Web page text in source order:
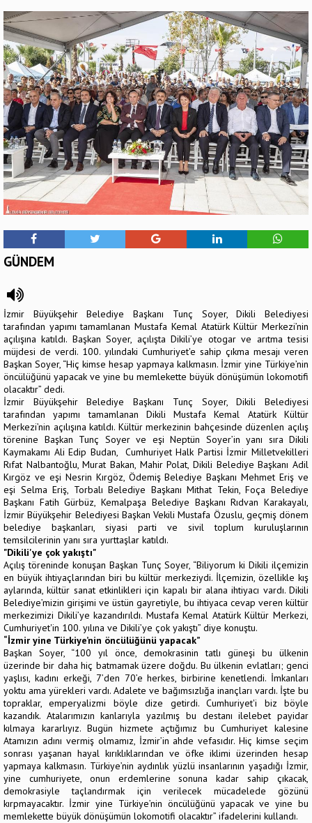
GÜNDEM
İzmir Büyükşehir Belediye Başkanı Tunç Soyer, Dikili Belediyesi
tarafından yapımı tamamlanan Mustafa Kemal Atatürk Kültür Merkezi’nin
açılışına katıldı. Başkan Soyer, açılışta Dikili’ye otogar ve arıtma tesisi
müjdesi de verdi. 100. yılındaki Cumhuriyet'e sahip çıkma mesajı veren
Başkan Soyer, “Hiç kimse hesap yapmaya kalkmasın. İzmir yine Türkiye’nin
öncülüğünü yapacak ve yine bu memlekette büyük dönüşümün lokomotifi
olacaktır” dedi.
İzmir Büyükşehir Belediye Başkanı Tunç Soyer, Dikili Belediyesi
tarafından yapımı tamamlanan Dikili Mustafa Kemal Atatürk Kültür
Merkezi’nin açılışına katıldı. Kültür merkezinin bahçesinde düzenlen açılış
törenine Başkan Tunç Soyer ve eşi Neptün Soyer’in yanı sıra Dikili
Kaymakamı Ali Edip Budan, Cumhuriyet Halk Partisi İzmir Milletvekilleri
Rıfat Nalbantoğlu, Murat Bakan, Mahir Polat, Dikili Belediye Başkanı Adil
Kırgöz ve eşi Nesrin Kırgöz, Ödemiş Belediye Başkanı Mehmet Eriş ve
eşi Selma Eriş, Torbalı Belediye Başkanı Mithat Tekin, Foça Belediye
Başkanı Fatih Gürbüz, Kemalpaşa Belediye Başkanı Rıdvan Karakayalı,
İzmir Büyükşehir Belediyesi Başkan Vekili Mustafa Özuslu, geçmiş dönem
belediye başkanları, siyasi parti ve sivil toplum kuruluşlarının
temsilcilerinin yanı sıra yurttaşlar katıldı.
"Dikili'ye çok yakıştı"
Açılış töreninde konuşan Başkan Tunç Soyer, “Biliyorum ki Dikili ilçemizin
en büyük ihtiyaçlarından biri bu kültür merkeziydi. İlçemizin, özellikle kış
aylarında, kültür sanat etkinlikleri için kapalı bir alana ihtiyacı vardı. Dikili
Belediye’mizin girişimi ve üstün gayretiyle, bu ihtiyaca cevap veren kültür
merkezimizi Dikili’ye kazandırıldı. Mustafa Kemal Atatürk Kültür Merkezi,
Cumhuriyet'in 100. yılına ve Dikili’ye çok yakıştı” diye konuştu.
“İzmir yine Türkiye’nin öncülüğünü yapacak”
Başkan Soyer, “100 yıl önce, demokrasinin tatlı güneşi bu ülkenin
üzerinde bir daha hiç batmamak üzere doğdu. Bu ülkenin evlatları; genci
yaşlısı, kadını erkeği, 7’den 70’e herkes, birbirine kenetlendi. İmkanları
yoktu ama yürekleri vardı. Adalete ve bağımsızlığa inançları vardı. İşte bu
topraklar, emperyalizmi böyle dize getirdi. Cumhuriyet'i biz böyle
kazandık. Atalarımızın kanlarıyla yazılmış bu destanı ilelebet payidar
kılmaya kararlıyız. Bugün hizmete açtığımız bu Cumhuriyet kalesine
Atamızın adını vermiş olmamız, İzmir’in ahde vefasıdır. Hiç kimse seçim
sonrası yaşanan hayal kırıklıklarından ve öfke iklimi üzerinden hesap
yapmaya kalkmasın. Türkiye’nin aydınlık yüzlü insanlarının yaşadığı İzmir,
yine cumhuriyete, onun erdemlerine sonuna kadar sahip çıkacak,
demokrasiyle taçlandırmak için verilecek mücadelede gözünü
kırpmayacaktır. İzmir yine Türkiye’nin öncülüğünü yapacak ve yine bu
memlekette büyük dönüşümün lokomotifi olacaktır” ifadelerini kullandı.